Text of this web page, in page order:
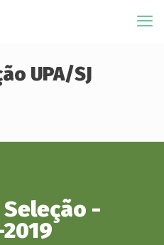
UPA/SJ
-